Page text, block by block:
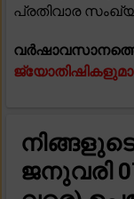
പ്രതിവാര
ജനുവരി